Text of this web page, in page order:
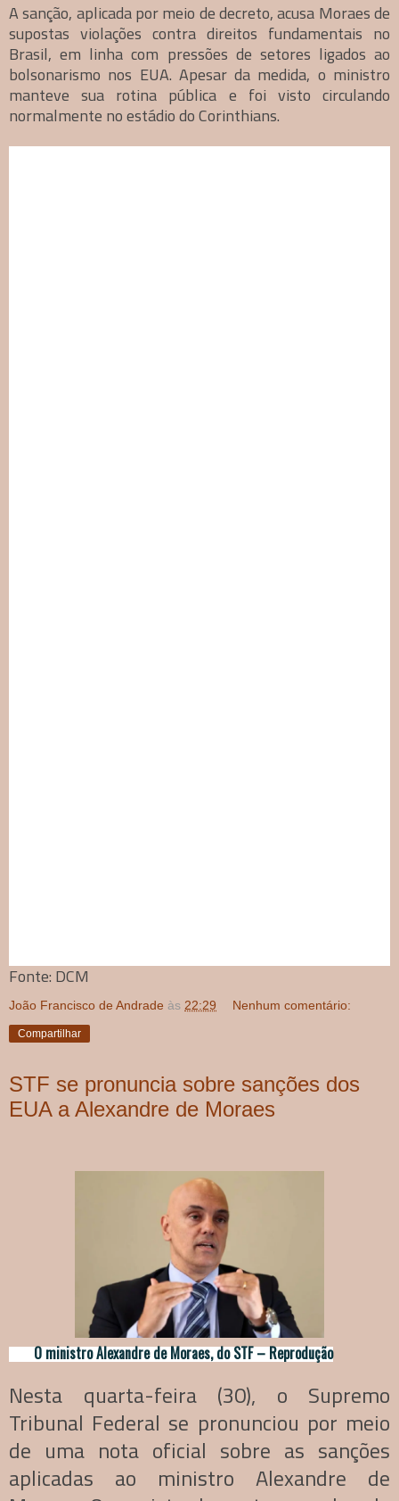
A sanção, aplicada por meio de decreto, acusa Moraes de
supostas violações contra direitos fundamentais no
Brasil, em linha com pressões de setores ligados ao
bolsonarismo nos EUA. Apesar da medida, o ministro
manteve sua rotina pública e foi visto circulando
normalmente no estádio do Corinthians.
Fonte: DCM
João Francisco de Andrade às 22:29 Nenhum comentário:
Compartilhar
STF se pronuncia sobre sanções dos
EUA a Alexandre de Moraes
O ministro Alexandre de Moraes, do STF – Reprodução
Nesta quarta-feira (30), o Supremo
Tribunal Federal se pronunciou por meio
de uma nota oficial sobre as sanções
aplicadas ao ministro Alexandre de